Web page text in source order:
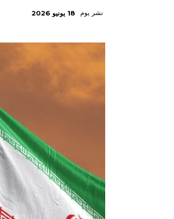
نشر يوم 18 يونيو 2026